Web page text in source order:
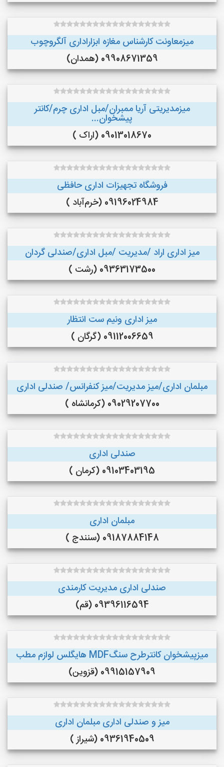
میزمعاونت کارشناس مغازه ابزاراداری آلگروچوب
09908671359 (همدان)
میزمدیریتی آریا ممبران/مبل اداری چرم/کانتر
پیشخوان...
09013018670 (اراک )
فروشگاه تجهیزات اداری حافظی
09196024984 (خرم‌آباد )
میز اداری اراد /مدیریت /مبل اداری/صندلی گردان
09363173500 (رشت )
میز اداری ونیم ست انتظار
09112006659 (گرگان )
مبلمان اداری/میز مدیریت/میز کنفرانس/ صندلی اداری
09029207700 (کرمانشاه )
صندلی اداری
09103403195 (کرمان )
مبلمان اداری
09187884148 (سنندج )
صندلی اداری مدیریت کارمندی
09396116594 (قم)
میزپیشخوان کانترطرح سنگMDF هایگلس لوازم مطب
09915157909 (قزوین)
میز و صندلی اداری مبلمان اداری
09361940509 (شیراز )